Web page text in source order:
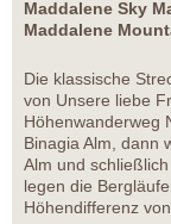
Maddalene Sky
Maddalene
Die klassische
von Unsere liebe
Höhenwanderweg
Binagia Alm, dann
Alm und
legen die
Höhendifferenz